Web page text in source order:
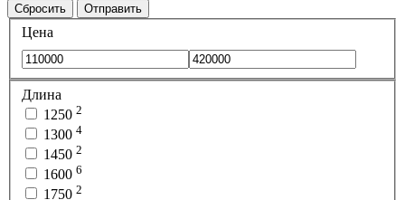
Сбросить Отправить
Цена
Длина
1250 2
1300 4
1450 2
1600 6
1750 2